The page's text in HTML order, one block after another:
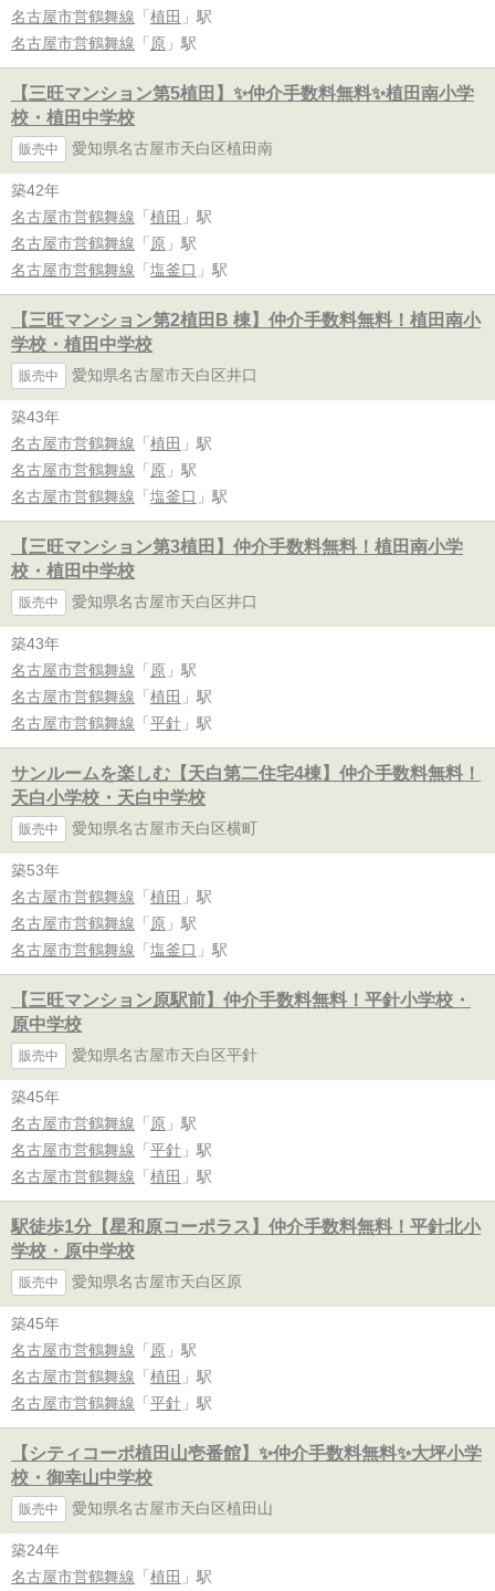
名古屋市営鶴舞線 「 植田 」駅
名古屋市営鶴舞線 「 原 」駅
【三旺マンション第5植田】✨️仲介手数料無料✨️植田南小学
校・植田中学校
販売中 愛知県名古屋市天白区植田南
築42年
名古屋市営鶴舞線 「 植田 」駅
名古屋市営鶴舞線 「 原 」駅
名古屋市営鶴舞線 「 塩釜口 」駅
【三旺マンション第2植田B 棟】仲介手数料無料！植田南小
学校・植田中学校
販売中 愛知県名古屋市天白区井口
築43年
名古屋市営鶴舞線 「 植田 」駅
名古屋市営鶴舞線 「 原 」駅
名古屋市営鶴舞線 「 塩釜口 」駅
【三旺マンション第3植田】仲介手数料無料！植田南小学
校・植田中学校
販売中 愛知県名古屋市天白区井口
築43年
名古屋市営鶴舞線 「 原 」駅
名古屋市営鶴舞線 「 植田 」駅
名古屋市営鶴舞線 「 平針 」駅
サンルームを楽しむ【天白第二住宅4棟】仲介手数料無料！
天白小学校・天白中学校
販売中 愛知県名古屋市天白区横町
築53年
名古屋市営鶴舞線 「 植田 」駅
名古屋市営鶴舞線 「 原 」駅
名古屋市営鶴舞線 「 塩釜口 」駅
【三旺マンション原駅前】仲介手数料無料！平針小学校・
原中学校
販売中 愛知県名古屋市天白区平針
築45年
名古屋市営鶴舞線 「 原 」駅
名古屋市営鶴舞線 「 平針 」駅
名古屋市営鶴舞線 「 植田 」駅
駅徒歩1分【星和原コーポラス】仲介手数料無料！平針北小
学校・原中学校
販売中 愛知県名古屋市天白区原
築45年
名古屋市営鶴舞線 「 原 」駅
名古屋市営鶴舞線 「 植田 」駅
名古屋市営鶴舞線 「 平針 」駅
【シティコーポ植田山壱番館】✨️仲介手数料無料✨️大坪小学
校・御幸山中学校
販売中 愛知県名古屋市天白区植田山
築24年
名古屋市営鶴舞線 「 植田 」駅